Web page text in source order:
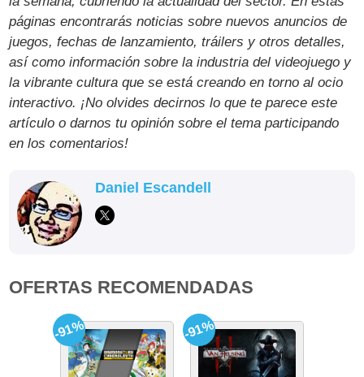
páginas encontrarás noticias sobre nuevos anuncios de
juegos, fechas de lanzamiento, tráilers y otros detalles,
así como información sobre la industria del videojuego y
la vibrante cultura que se está creando en torno al ocio
interactivo. ¡No olvides decirnos lo que te parece este
artículo o darnos tu opinión sobre el tema participando
en los comentarios!
Daniel Escandell
OFERTAS RECOMENDADAS
-91% -91%